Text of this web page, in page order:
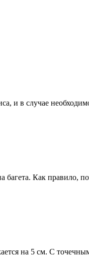
и в случае
Как правило,
на 5 см. С